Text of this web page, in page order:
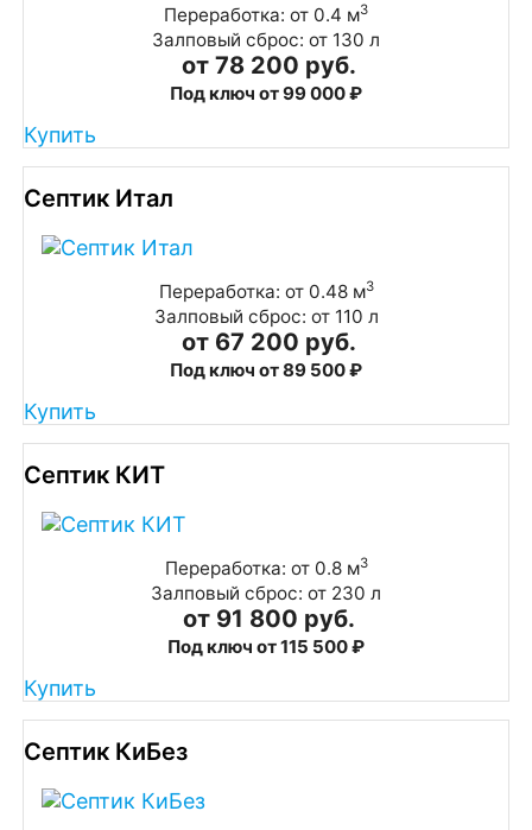
Переработка: от 0.4 м3
Залповый сброс: от 130 л
от 78 200 руб.
Под ключ от 99 000 ₽
Купить
Септик Итал
Переработка: от 0.48 м3
Залповый сброс: от 110 л
от 67 200 руб.
Под ключ от 89 500 ₽
Купить
Септик КИТ
Переработка: от 0.8 м3
Залповый сброс: от 230 л
от 91 800 руб.
Под ключ от 115 500 ₽
Купить
Септик КиБез